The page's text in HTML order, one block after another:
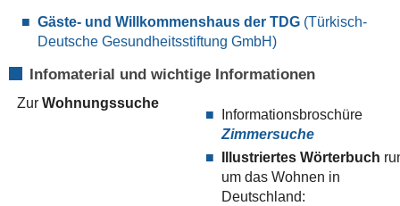
Gäste- und Willkommenshaus der TDG(Türkisch-
Deutsche Gesundheitsstiftung GmbH)
Infomaterial und wichtige Informationen
ZurWohnungssuche
Informationsbroschüre
Zimmersuche
Illustriertes Wörterbuch
um das Wohnen in
Deutschland: